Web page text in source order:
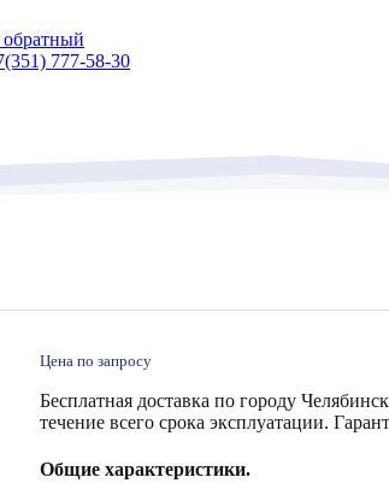
обратный
777-58-30
Цена по запросу
Бесплатная доставка по городу
течение всего срока эксплуатации.
Общие характеристики.